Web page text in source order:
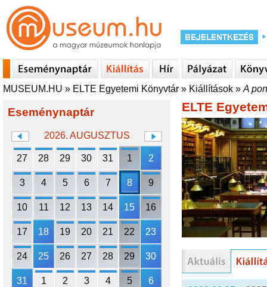
MUSEUM.HU » ELTE Egyetemi Könyvtár » Kiállítások » A
Eseménynaptár
2026. AUGUSZTUS
27 28 29 30 31 1 2
3 4 5 6 7 8 9
10 11 12 13 14 15 16
17 18 19 20 21 22 23
24 25 26 27 28 29 30
31 1 2 3 4 5 6
ELTE